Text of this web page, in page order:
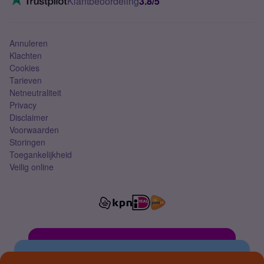
Mobiel abonnement
Annuleren
Klachten
Cookies
Tarieven
Netneutraliteit
Privacy
Disclaimer
Voorwaarden
Storingen
Toegankelijkheid
Veilig online